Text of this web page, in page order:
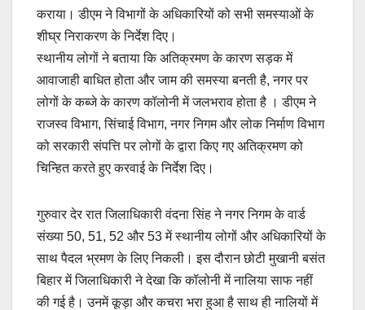
कराया। डीएम ने विभागों के अधिकारियों को सभी समस्याओं के
शीघ्र निराकरण के निर्देश दिए।
स्थानीय लोगों ने बताया कि अतिक्रमण के कारण सड़क में
आवाजाही बाधित होता और जाम की समस्या बनती है, नगर पर
लोगों के कब्जे के कारण कॉलोनी में जलभराव होता है । डीएम ने
राजस्व विभाग, सिंचाई विभाग, नगर निगम और लोक निर्माण विभाग
को सरकारी संपत्ति पर लोगों के द्वारा किए गए अतिक्रमण को
चिन्हित करते हुए करवाई के निर्देश दिए।
गुरुवार देर रात जिलाधिकारी वंदना सिंह ने नगर निगम के वार्ड
संख्या 50, 51, 52 और 53 में स्थानीय लोगों और अधिकारियों के
साथ पैदल भ्रमण के लिए निकली। इस दौरान छोटी मुखानी बसंत
बिहार में जिलाधिकारी ने देखा कि कॉलोनी में नालिया साफ नहीं
की गई है। उनमें कूड़ा और कचरा भरा हुआ है साथ ही नालियों में